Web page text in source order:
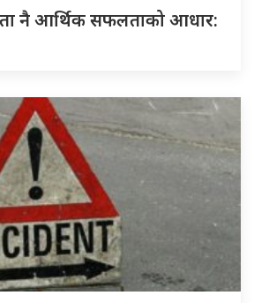
नै आर्थिक सफलताको आधार: